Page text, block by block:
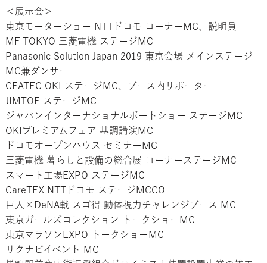
＜展示会＞
東京モーターショー NTTドコモ コーナーMC、説明員
MF-TOKYO 三菱電機 ステージMC
Panasonic Solution Japan 2019 東京会場 メインステージ
MC兼ダンサー
CEATEC OKI ステージMC、ブース内リポーター
JIMTOF ステージMC
ジャパンインターナショナルボートショー ステージMC
OKIプレミアムフェア 基調講演MC
ドコモオープンハウス セミナーMC
三菱電機 暮らしと設備の総合展 コーナーステージMC
スマート工場EXPO ステージMC
CareTEX NTTドコモ ステージMCCO
巨人×DeNA戦 スゴ得 動体視力チャレンジブース MC
東京ガールズコレクション トークショーMC
東京マラソンEXPO トークショーMC
リクナビイベント MC